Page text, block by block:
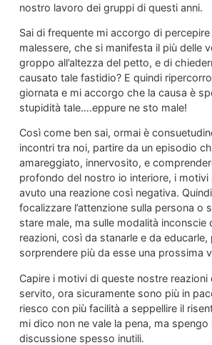
nostro lavoro dei gruppi di questi anni.
Sai di frequente mi accorgo di
malessere, che si manifesta il più delle
groppo all’altezza del petto, e di
causato tale fastidio? E quindi
giornata e mi accorgo che la causa è
stupidità tale….eppure ne sto male!
Così come ben sai, ormai è
incontri tra noi, partire da un episodio
amareggiato, innervosito, e
profondo del nostro io interiore, i motivi
avuto una reazione così negativa.
focalizzare l’attenzione sulla persona o
stare male, ma sulle modalità inconscie
reazioni, così da stanarle e da educarle,
sorprendere più da esse una prossima
Capire i motivi di queste nostre reazioni
servito, ora sicuramente sono più in
riesco con più facilità a seppellire il
mi dico non ne vale la pena, ma
discussione spesso inutili.